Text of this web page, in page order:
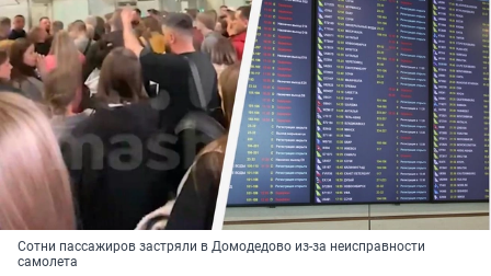
Сотни пассажиров застряли в Домодедово из-за неисправности
самолета